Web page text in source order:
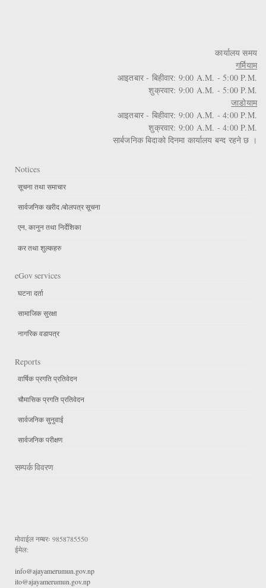
कार्यालय समय
गर्मियाम
आइतबार - बिहीवार: 9:00 A.M. - 5:00 P.M.
शुक्रवार: 9:00 A.M. - 5:00 P.M.
जाडोयाम
आइतबार - बिहीवार: 9:00 A.M. - 4:00 P.M.
शुक्रवार: 9:00 A.M. - 4:00 P.M.
सार्बजनिक बिदाको दिनमा कार्यालय बन्द रहने छ ।
Notices
सूचना तथा समाचार
सार्वजनिक खरीद /बोलपत्र सूचना
एन, कानुन तथा निर्देशिका
कर तथा शुल्कहरु
eGov services
घटना दर्ता
सामाजिक सुरक्षा
नागरिक वडापत्र
Reports
वार्षिक प्रगति प्रतिवेदन
चौमासिक प्रगति प्रतिवेदन
सार्वजनिक सुनुवाई
सार्वजनिक परीक्षण
सम्पर्क विवरण
मोवाईल नम्बरः 9858785550
ईमेल:
info@ajayamerumun.gov.np
ito@ajayamerumun.gov.np